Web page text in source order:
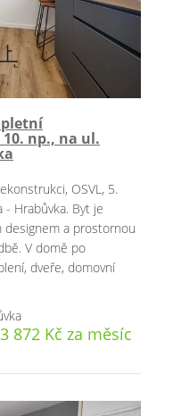
np., na ul.
OSVL, 5.
- Hrabůvka. Byt je
designem a prostornou
V domě po
dveře, domovní
872 Kč za měsíc